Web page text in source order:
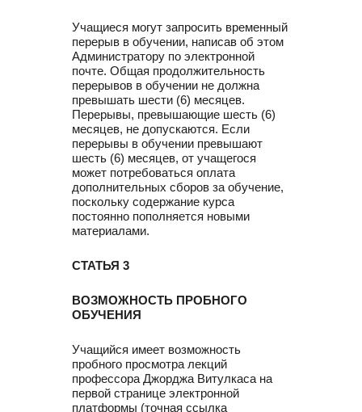
Учащиеся могут запросить временный
перерыв в обучении, написав об этом
Администратору по электронной
почте. Общая продолжительность
перерывов в обучении не должна
превышать шести (6) месяцев.
Перерывы, превышающие шесть (6)
месяцев, не допускаются. Если
перерывы в обучении превышают
шесть (6) месяцев, от учащегося
может потребоваться оплата
дополнительных сборов за обучение,
поскольку содержание курса
постоянно пополняется новыми
материалами.
СТАТЬЯ 3
ВОЗМОЖНОСТЬ ПРОБНОГО
ОБУЧЕНИЯ
Учащийся имеет возможность
пробного просмотра лекций
профессора Джорджа Витулкаса на
первой странице электронной
платформы (точная ссылка